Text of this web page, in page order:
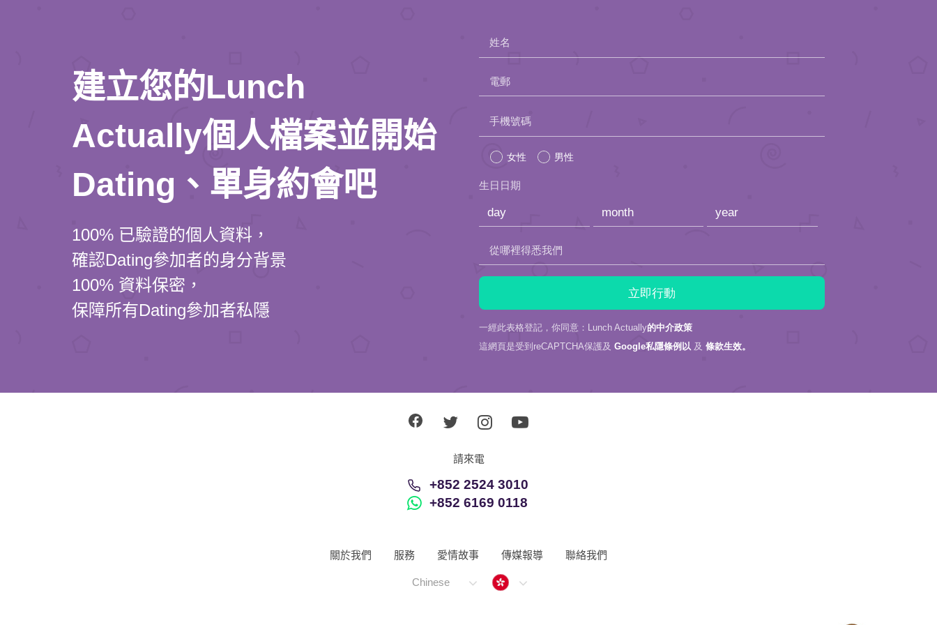
建立您的Lunch
Actually個人檔案並開始
Dating、單身約會吧
100% 已驗證的個人資料，
確認Dating參加者的身分背景
100% 資料保密，
保障所有Dating參加者私隱
姓名
電郵
Please
field
empty.
手機號碼
女性 男性
生日日期
從哪裡得悉我們
一經此表格登記，你同意：Lunch Actually的中介政策
這網頁是受到reCAPTCHA保護及 Google私隱條例以 及 條款生效。
請來電
+852 2524 3010
+852 6169 0118
關於我們 服務 愛情故事 傳媒報導 聯絡我們
Chinese Hong Kong